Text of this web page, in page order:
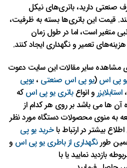
صنعتی دارید، باتری‌های نیکل
قیمت این باتری‌ها بسته به ظرفیت،
متغیر است، اما در طول زمان
تعمیر و نگهداری ایجاد کنند.
مشاهده سایر مقالات این سایت دعوت
پی اس (یو پی اس صنعتی ، یوپی
، استابلایزر و انواع باتری یو پی اس که
ها می باشد بر روی هر کدام از
به منوی محصولات دستگاه مورد نظر
بیشتر در ارتباط با خریدیو پی
طور نگهداری از باطری یو پی اس و
بازدید نمایید یا با